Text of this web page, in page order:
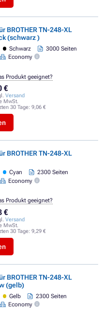
BROTHER TN-248-XL
(schwarz )
Schwarz
3000 Seiten
Economy
€
Versand
MwSt.
30 Tage: 9,06 €
Produkt geeignet?
BROTHER TN-248-XL
Cyan
2300 Seiten
Economy
€
Versand
MwSt.
30 Tage: 9,29 €
Produkt geeignet?
BROTHER TN-248-XL
(gelb)
Gelb
2300 Seiten
Economy